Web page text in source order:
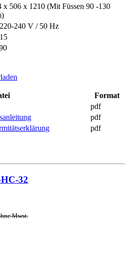
x 506 x 1210 (Mit Füssen 90 -130
240 V / 50 Hz
Format
pdf
pdf
pdf
32
Mwst.